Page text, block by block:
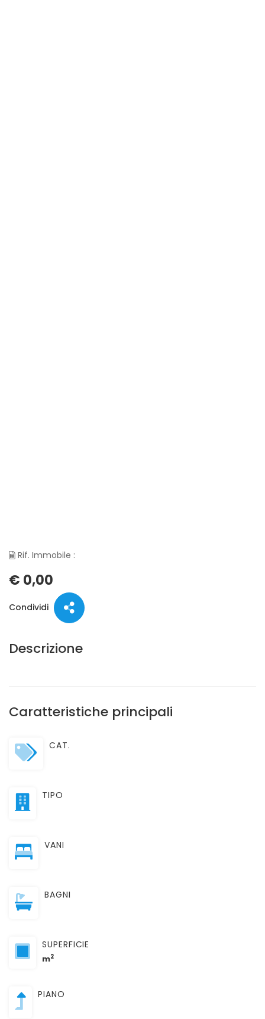
Rif. Immobile :
€ 0,00
Condividi
Descrizione
Caratteristiche principali
CAT.
TIPO
VANI
BAGNI
SUPERFICIE
m2
PIANO